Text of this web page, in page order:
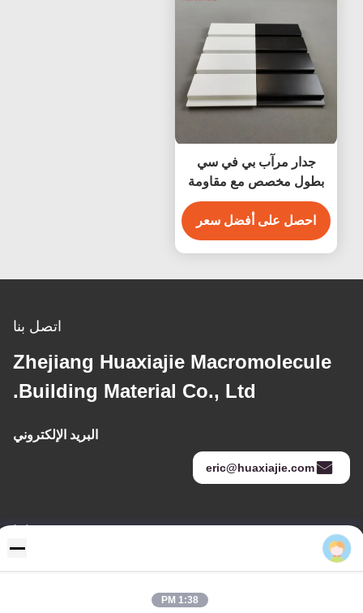
جدار مرآب بي في سي
بطول مخصص مع مقاومة
رطوبة ممتازة
احصل على أفضل سعر
اتصل بنا
Zhejiang Huaxiajie Macromolecule
Building Material Co., Ltd.
البريد الإلكتروني
eric@huaxiajie.com
عنوان
Eric
1:38 PM